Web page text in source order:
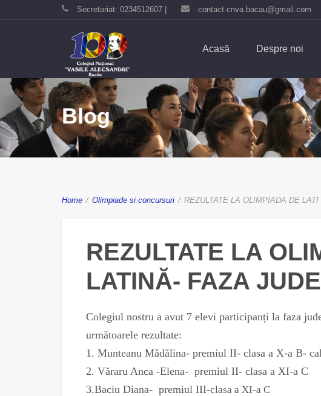
Secretariat: 0234512607 | contact.cnva.bacau@gmail.com
Acasă Despre noi
Blog
Home / Olimpiade si concursuri / REZULTATE LA OLIMPIADA DE LATI
REZULTATE LA
LATINĂ- FAZA
Colegiul nostru a avut 7 elevi participanți la faza
următoarele rezultate:
1. Munteanu Mădălina- premiul II- clasa a X-a B-
2. Văraru Anca -Elena- premiul II- clasa a XI-a C
3.Baciu Diana- premiul III-clasa a XI-a C